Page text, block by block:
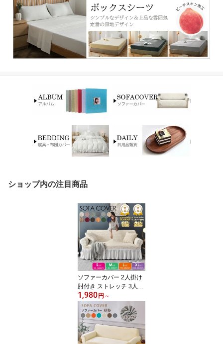
ショップ内の注目商品
ソファーカバー 2人掛け
肘付き ストレッチ 3人掛
け フリル かわいい ソフ
ァカバー 北欧 かけるだ
け 伸縮性 4人掛け ソファ
ー カバー フィットカバ
ー 伸びる ストレッチ性
かわいい シンプル 簡単
1,980円 ～